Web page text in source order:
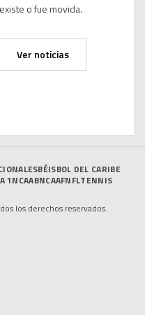
o fue movida.
Ver noticias
BÉISBOL DEL CARIBE
1NCAABNCAAFNFLTENNIS
los derechos reservados.